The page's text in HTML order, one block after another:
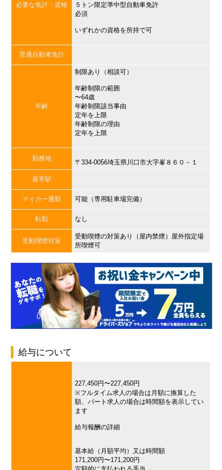
必要な免許・資格
５トン限定準中型自動車免許
必須
いずれかの資格を所持で可
普通自動車免許
年齢
制限あり（相談可）
年齢制限の範囲
〜64歳
年齢制限該当事由
定年を上限
年齢制限の理由
定年を上限
勤務地
〒334-0056埼玉県川口市大字峯８６０－１
最寄駅
マイカー通勤 可能（専用駐車場完備）
転勤 なし
受動喫煙対策
受動喫煙の対策あり（屋内禁煙）屋外指定場
所喫煙可
給与について
227,450円〜227,450円
※フルタイム求人の場合は月額に換算した
額、パート求人の場合は時間額を表示してい
ます
給与報酬の詳細
基本給（月額平均）又は時間額
171,200円〜171,200円